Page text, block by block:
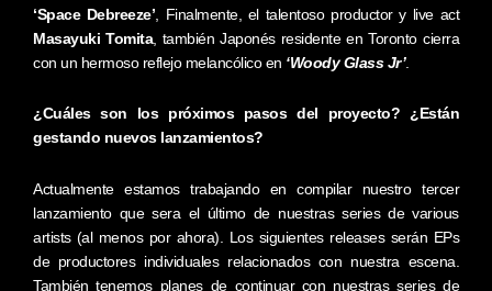
‘Space Debreeze’ , Finalmente, el talentoso productor y live act
Masayuki Tomita, también Japonés residente en Toronto cierra
con un hermoso reflejo melancólico en ‘Woody Glass Jr’.
¿Cuáles son los próximos pasos del proyecto? ¿Están
gestando nuevos lanzamientos?
Actualmente estamos trabajando en compilar nuestro tercer
lanzamiento que sera el último de nuestras series de various
artists (al menos por ahora). Los siguientes releases serán EPs
de productores individuales relacionados con nuestra escena.
También tenemos planes de continuar con nuestras series de